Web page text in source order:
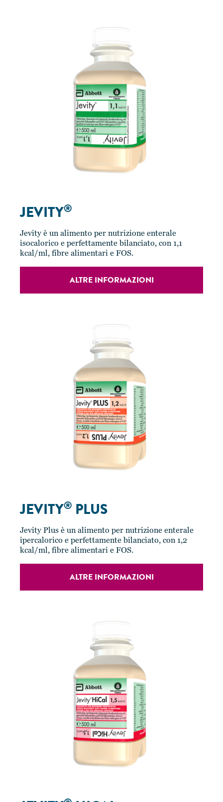
JEVITY®
Jevity è un alimento per nutrizione enterale
isocalorico e perfettamente bilanciato, con 1,1
kcal/ml, fibre alimentari e FOS.
ALTRE INFORMAZIONI
JEVITY® PLUS
Jevity Plus è un alimento per nutrizione enterale
ipercalorico e perfettamente bilanciato, con 1,2
kcal/ml, fibre alimentari e FOS.
ALTRE INFORMAZIONI